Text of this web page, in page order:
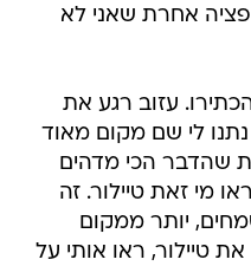
אחרת שאני לא
עזוב רגע את
לי שם מקום מאוד
שהדבר הכי מדהים
מי זאת טיילור. זה
יותר ממקום
טיילור, ראו אותי על